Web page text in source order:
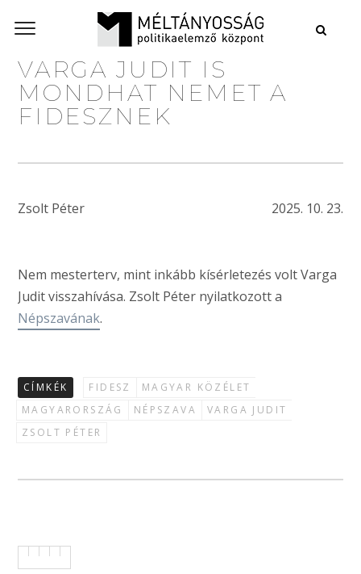
VARGA JUDIT IS
MONDHAT NEMET A
FIDESZNEK
Zsolt Péter 2025. 10. 23.
Nem mesterterv, mint inkább kísérletezés volt Varga
Judit visszahívása. Zsolt Péter nyilatkozott a
Népszavának.
CÍMKÉK FIDESZ
MAGYAR KÖZÉLET
MAGYARORSZÁG
NÉPSZAVA
VARGA JUDIT
ZSOLT PÉTER